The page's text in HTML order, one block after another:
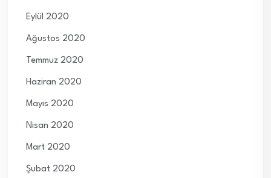
Eylül 2020
Ağustos 2020
Temmuz 2020
Haziran 2020
Mayıs 2020
Nisan 2020
Mart 2020
Şubat 2020